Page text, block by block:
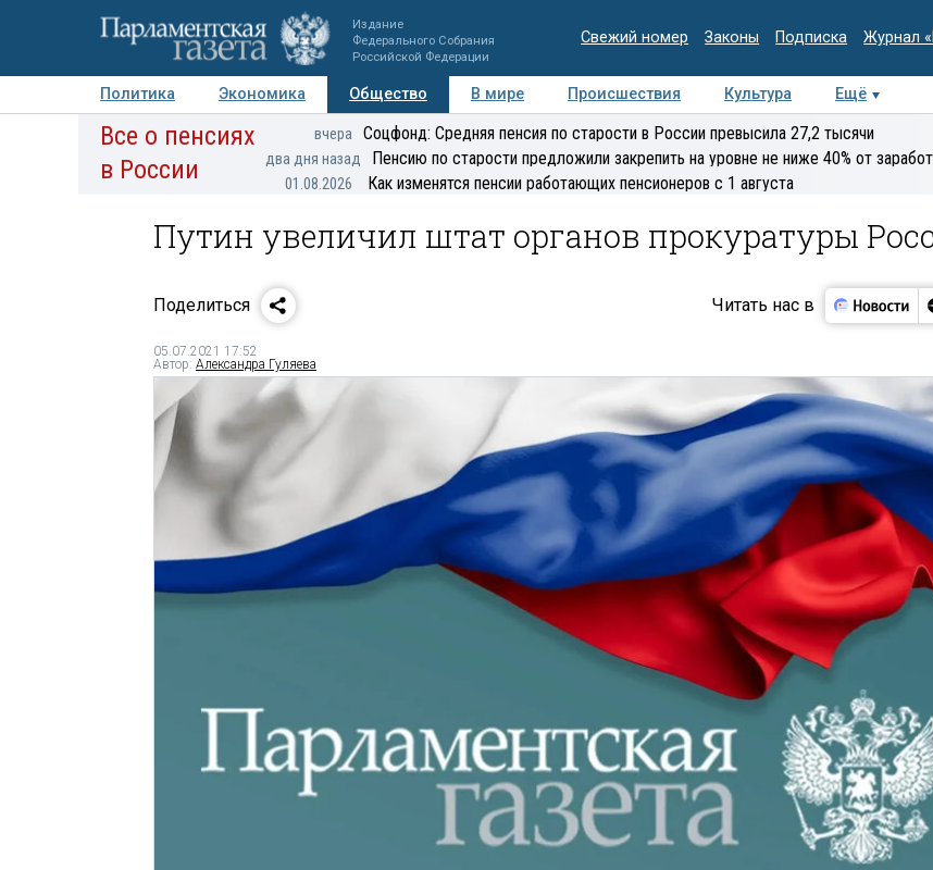
Издание
Федерального Собрания
Российской Федерации
Свежий номер Законы Подписка Журнал
Политика Экономика Общество В мире Происшествия Культура Ещё
Авторы Персоны Мнения Регионы Медиацентр Интервью Колумнисты
Все о пенсиях
в России
вчера Соцфонд: Средняя пенсия по старости в России превысила 27,2 тысячи
два дня назад Пенсию по старости предложили закрепить на уровне не ниже 40% от
01.08.2026 Как изменятся пенсии работающих пенсионеров с 1 августа
Путин увеличил штат органов прокуратуры
Поделиться Читать нас в
05.07.2021 17:52
Автор: Александра Гуляева